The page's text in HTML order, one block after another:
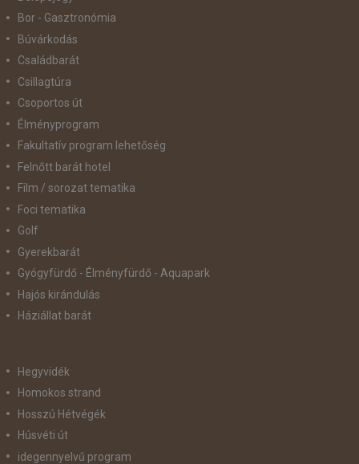
Bor - Gasztronómia
Búvárkodás
Családbarát
Csillagtúra
Csoportos út
Élményprogram
Fakultatív program lehetőség
Felnőtt barát hotel
Film / sorozat tematika
Foci tematika
Golf
Gyerekbarát
Gyógyfürdő - Élményfürdő - Aquapark
Hajós kirándulás
Háziállat barát
Hegyvidék
Homokos strand
Hosszú Hétvégék
Húsvéti út
idegennyelvű program